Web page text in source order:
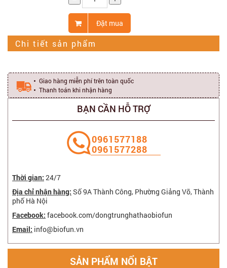
Đặt mua
Chi tiết sản phẩm
Giao hàng miễn phí trên toàn quốc
Thanh toán khi nhận hàng
BẠN CẦN HỖ TRỢ
‭0961577188
0961577288
Thời gian: 24/7
Địa chỉ nhận hàng: Số 9A Thành Công, Phường Giảng Võ, Thành
phố Hà Nội
Facebook: facebook.com/dongtrunghathaobiofun
Email: info@biofun.vn
SẢN PHẨM NỔI BẬT